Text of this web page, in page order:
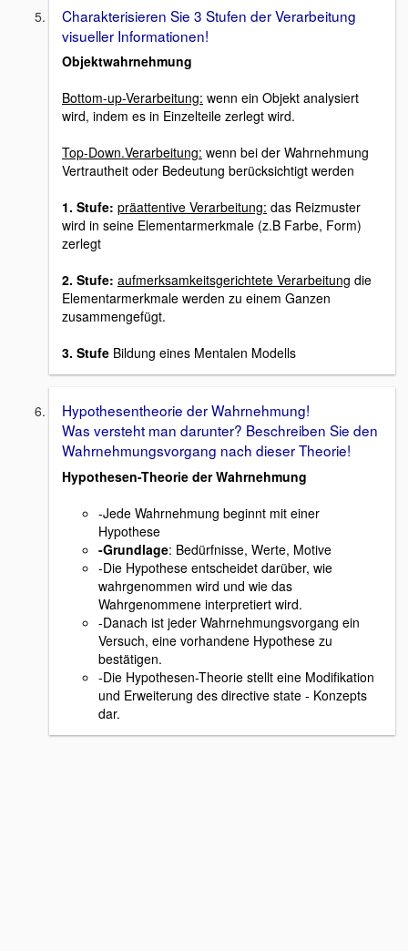
Charakterisieren Sie 3 Stufen der Verarbeitung
visueller Informationen!
Objektwahrnehmung
Bottom-up-Verarbeitung: wenn ein Objekt analysiert
wird, indem es in Einzelteile zerlegt wird.
Top-Down.Verarbeitung: wenn bei der Wahrnehmung
Vertrautheit oder Bedeutung berücksichtigt werden
1. Stufe: präattentive Verarbeitung: das Reizmuster
wird in seine Elementarmerkmale (z.B Farbe, Form)
zerlegt
2. Stufe: aufmerksamkeitsgerichtete Verarbeitung die
Elementarmerkmale werden zu einem Ganzen
zusammengefügt.
3. Stufe Bildung eines Mentalen Modells
Hypothesentheorie der Wahrnehmung!
Was versteht man darunter? Beschreiben Sie den
Wahrnehmungsvorgang nach dieser Theorie!
Hypothesen-Theorie der Wahrnehmung
-Jede Wahrnehmung beginnt mit einer
Hypothese
-Grundlage: Bedürfnisse, Werte, Motive
-Die Hypothese entscheidet darüber, wie
wahrgenommen wird und wie das
Wahrgenommene interpretiert wird.
-Danach ist jeder Wahrnehmungsvorgang ein
Versuch, eine vorhandene Hypothese zu
bestätigen.
-Die Hypothesen-Theorie stellt eine Modifikation
und Erweiterung des directive state - Konzepts
dar.